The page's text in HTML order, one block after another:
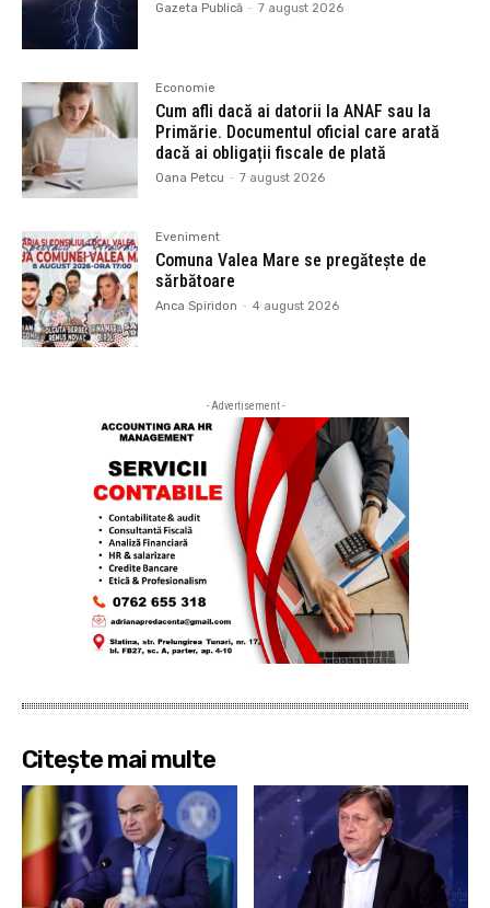
Gazeta Publică - 7 august 2026
Economie
Cum afli dacă ai datorii la ANAF sau la
Primărie. Documentul oficial care arată
dacă ai obligații fiscale de plată
Oana Petcu - 7 august 2026
Eveniment
Comuna Valea Mare se pregătește de
sărbătoare
Anca Spiridon - 4 august 2026
- Advertisement -
Citește mai multe